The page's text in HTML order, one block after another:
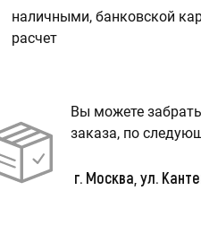
наличными, банковской
расчет
Вы можете
заказа, по
г. Москва, ул.